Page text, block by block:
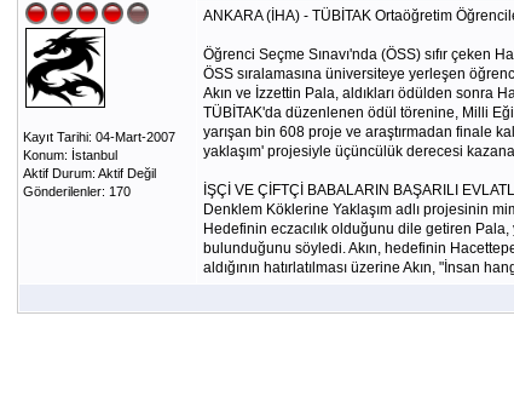
Kayıt Tarihi: 04-Mart-2007
Konum: İstanbul
Aktif Durum: Aktif Değil
Gönderilenler: 170
ANKARA (İHA) - TÜBİTAK Ortaöğretim
Öğrenci Seçme Sınavı'nda (ÖSS) sıfır çeken
ÖSS sıralamasına üniversiteye yerleşen
Akın ve İzzettin Pala, aldıkları ödülden sonra
TÜBİTAK'da düzenlenen ödül törenine, Milli
yarışan bin 608 proje ve araştırmadan finale
yaklaşım' projesiyle üçüncülük derecesi
İŞÇİ VE ÇİFTÇİ BABALARIN BAŞARILI
Denklem Köklerine Yaklaşım adlı projesinin
Hedefinin eczacılık olduğunu dile getiren
bulunduğunu söyledi. Akın, hedefinin
aldığının hatırlatılması üzerine Akın, "İnsan